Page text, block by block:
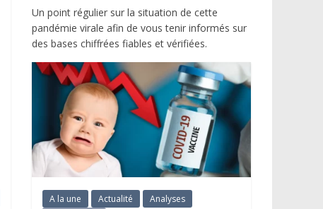
Un point régulier sur la situation de cette
pandémie virale afin de vous tenir informés sur
des bases chiffrées fiables et vérifiées.
A la une Actualité
Analyses